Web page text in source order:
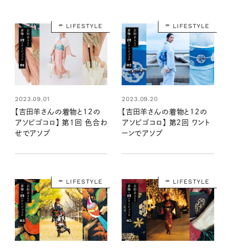
LIFESTYLE
2023.09.01
【吉田羊さんの着物と12の
アソビゴコロ】 第1回 色合わ
せでアソブ
LIFESTYLE
2023.09.20
【吉田羊さんの着物と12の
アソビゴコロ】 第2回 ワント
ーンでアソブ
LIFESTYLE LIFESTYLE